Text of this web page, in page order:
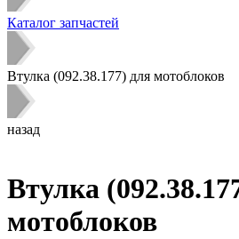
Каталог запчастей
Втулка (092.38.177) для мотоблоков
назад
Втулка
мотоблоков